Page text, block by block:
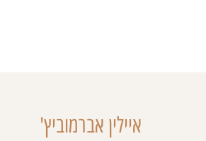
איילין אברמוביץ'